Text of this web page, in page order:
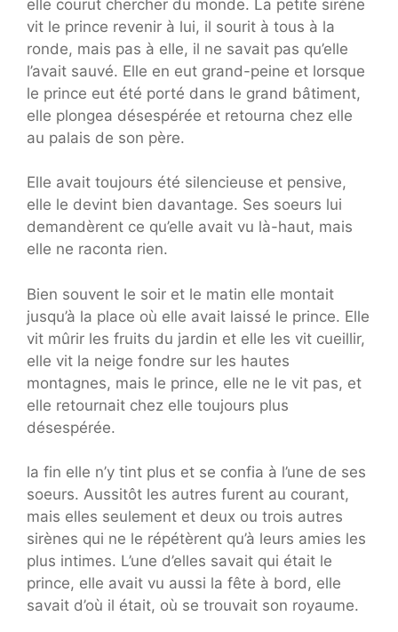
elle courut chercher du monde. La petite sirène
vit le prince revenir à lui, il sourit à tous à la
ronde, mais pas à elle, il ne savait pas qu’elle
l’avait sauvé. Elle en eut grand-peine et lorsque
le prince eut été porté dans le grand bâtiment,
elle plongea désespérée et retourna chez elle
au palais de son père.
Elle avait toujours été silencieuse et pensive,
elle le devint bien davantage. Ses soeurs lui
demandèrent ce qu’elle avait vu là-haut, mais
elle ne raconta rien.
Bien souvent le soir et le matin elle montait
jusqu’à la place où elle avait laissé le prince. Elle
vit mûrir les fruits du jardin et elle les vit cueillir,
elle vit la neige fondre sur les hautes
montagnes, mais le prince, elle ne le vit pas, et
elle retournait chez elle toujours plus
désespérée.
la fin elle n’y tint plus et se confia à l’une de ses
soeurs. Aussitôt les autres furent au courant,
mais elles seulement et deux ou trois autres
sirènes qui ne le répétèrent qu’à leurs amies les
plus intimes. L’une d’elles savait qui était le
prince, elle avait vu aussi la fête à bord, elle
savait d’où il était, où se trouvait son royaume.